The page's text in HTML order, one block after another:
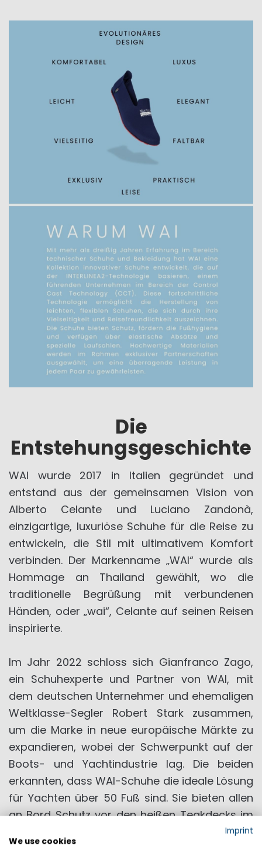
Die
Entstehungsgeschichte
WAI wurde 2017 in Italien gegründet und
entstand aus der gemeinsamen Vision von
Alberto Celante und Luciano Zandonà,
einzigartige, luxuriöse Schuhe für die Reise zu
entwickeln, die Stil mit ultimativem Komfort
verbinden. Der Markenname „WAI“ wurde als
Hommage an Thailand gewählt, wo die
traditionelle Begrüßung mit verbundenen
Händen, oder „wai“, Celante auf seinen Reisen
inspirierte.
Im Jahr 2022 schloss sich Gianfranco Zago,
ein Schuhexperte und Partner von WAI, mit
dem deutschen Unternehmer und ehemaligen
Weltklasse-Segler Robert Stark zusammen,
um die Marke in neue europäische Märkte zu
expandieren, wobei der Schwerpunkt auf der
Boots- und Yachtindustrie lag. Die beiden
erkannten, dass WAI-Schuhe die ideale Lösung
für Yachten über 50 Fuß sind. Sie bieten allen
an Bord Schutz vor den heißen Teakdecks im
Sommer und vermitteln gleichzeitig das
Imprint
We use cookies